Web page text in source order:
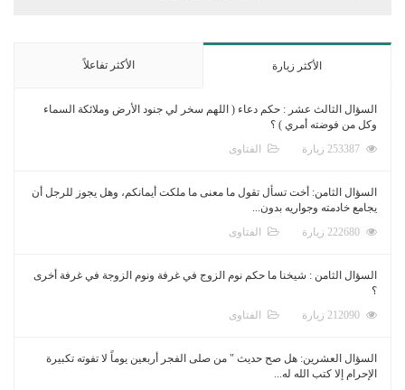
الأكثر زيارة الأكثر تفاعلاً
السؤال الثالث عشر : حكم دعاء ( اللهم سخر لي جنود الأرض وملائكة السماء
وكل من فوضته أمري ) ؟
الفتاوى
السؤال الثامن: أخت تسأل تقول ما معنى ما ملكت أيمانكم، وهل يجوز للرجل أن
يجامع خادمته وجواريه بدون...
الفتاوى
السؤال الثامن : شيخنا ما حكم نوم الزوج في غرفة ونوم الزوجة في غرفة أخرى
؟
الفتاوى
السؤال العشرين: هل صح حديث " من صلى الفجر أربعين يوماً لا تفوته تكبيرة
الإحرام إلا كتب الله له...